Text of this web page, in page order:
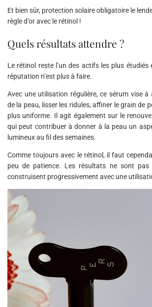
Et bien sûr, protection solaire obligatoire le
règle d’or avec le rétinol !
Quels résultats attendre ?
Le rétinol reste l’un des actifs les plus étudiés
réputation n’est plus à faire.
Avec une utilisation régulière, ce sérum vise à
de la peau, lisser les ridules, affiner le grain de
plus uniforme. Il agit également sur le
qui peut contribuer à donner à la peau un
lumineux au fil des semaines.
Comme toujours avec le rétinol, il faut
peu de patience. Les résultats ne sont pas
construisent progressivement avec une